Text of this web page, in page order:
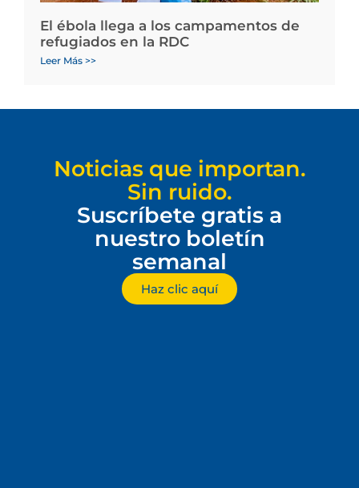
El ébola llega a los campamentos de
refugiados en la RDC
Leer Más >>
Noticias que importan.
Sin ruido.
Suscríbete gratis a
nuestro boletín
semanal
Haz clic aquí